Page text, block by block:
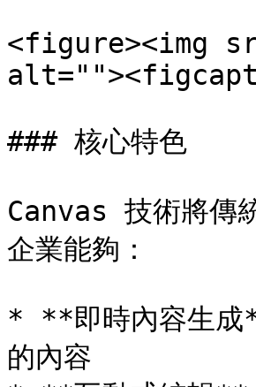
<figure><img
### 核心特色
Canvas 技術將傳
企業能夠：
* **即時內容生成
的內容